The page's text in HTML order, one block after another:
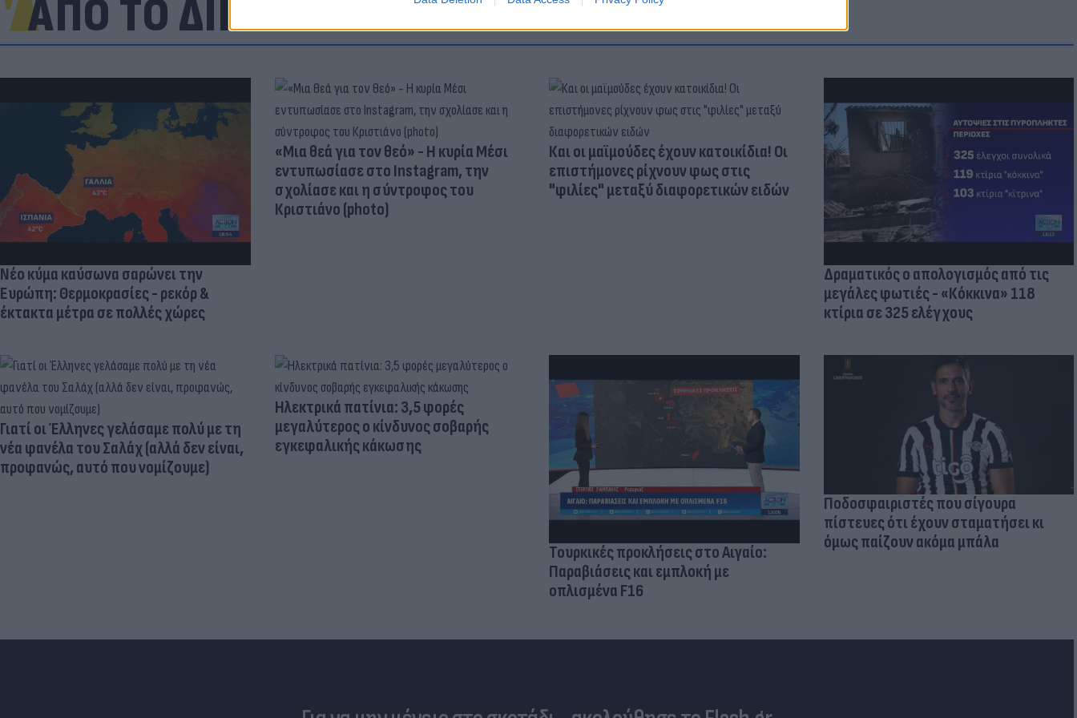
ΑΠΟ ΤΟ ΔΙΚΤΥΟ
Νέο κύμα καύσωνα σαρώνει την
Ευρώπη: Θερμοκρασίες - ρεκόρ &
έκτακτα μέτρα σε πολλές χώρες
«Μια θεά για τον θεό» - Η κυρία Μέσι
εντυπωσίασε στο Instagram, την
σχολίασε και η σύντροφος του
Κριστιάνο (photo)
Και οι μαϊμούδες έχουν κατοικίδια! Οι
επιστήμονες ρίχνουν φως στις
"φιλίες" μεταξύ διαφορετικών ειδών
Δραματικός ο απολογισμός από τις
μεγάλες φωτιές - «Κόκκινα» 118
κτίρια σε 325 ελέγχους
Γιατί οι Έλληνες γελάσαμε πολύ με τη
νέα φανέλα του Σαλάχ (αλλά δεν είναι,
προφανώς, αυτό που νομίζουμε)
Ηλεκτρικά πατίνια: 3,5 φορές
μεγαλύτερος ο κίνδυνος σοβαρής
εγκεφαλικής κάκωσης
Τουρκικές προκλήσεις στο Αιγαίο:
Παραβιάσεις και εμπλοκή με
οπλισμένα F16
Ποδοσφαιριστές που σίγουρα
πίστευες ότι έχουν σταματήσει κι
όμως παίζουν ακόμα μπάλα